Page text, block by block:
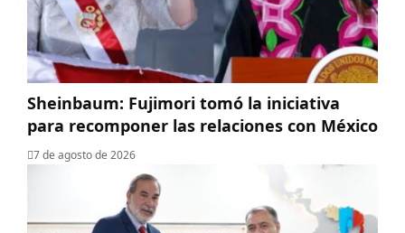
Sheinbaum: Fujimori tomó la iniciativa
para recomponer las relaciones con México
7 de agosto de 2026